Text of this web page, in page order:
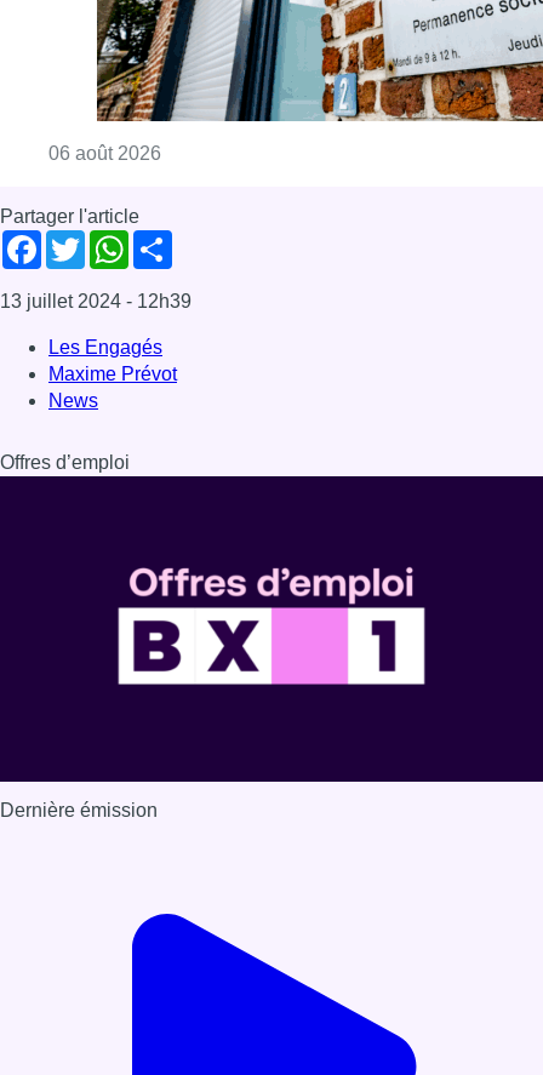
06 août 2026
Partager l'article
Facebook
TwitterWhatsApp
13 juillet 2024 - 12h39
Les Engagés
Maxime Prévot
News
Offres d’emploi
Dernière émission